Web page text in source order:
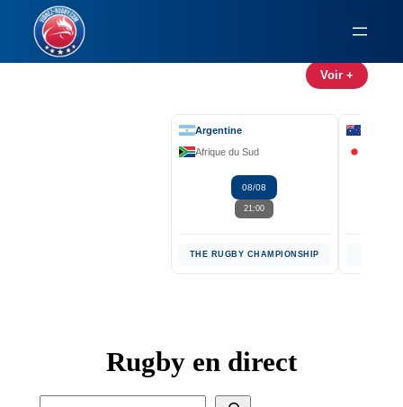
Voir +
Argentine
Afrique du Sud
08/08
21:00
THE RUGBY CHAMPIONSHIP
Rugby en direct